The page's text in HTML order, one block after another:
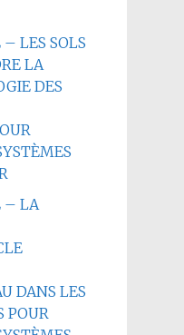
LES SOLS
LA
DES
– LA
DANS LES
POUR